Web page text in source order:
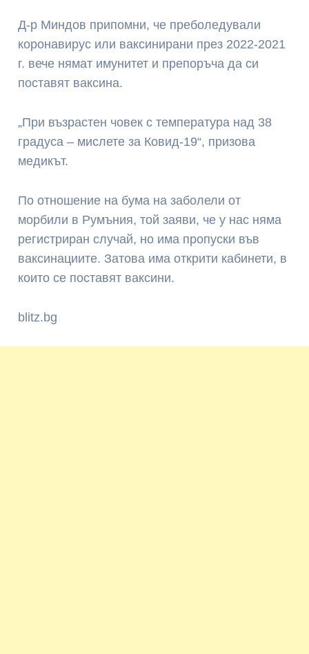
Д-р Миндов припомни, че преболедували
коронавирус или ваксинирани през 2022-2021
г. вече нямат имунитет и препоръча да си
поставят ваксина.
„При възрастен човек с температура над 38
градуса – мислете за Ковид-19“, призова
медикът.
По отношение на бума на заболели от
морбили в Румъния, той заяви, че у нас няма
регистриран случай, но има пропуски във
ваксинациите. Затова има открити кабинети, в
които се поставят ваксини.
blitz.bg